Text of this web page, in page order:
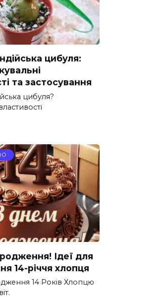
цибуля:
та застосування
цибуля?
Ідеї для
14-річчя хлопця
14 Років Хлопцю